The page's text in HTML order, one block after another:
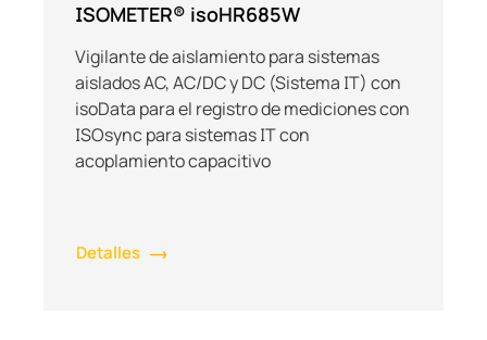
ISOMETER® isoHR685W
Vigilante de aislamiento para sistemas
aislados AC, AC/DC y DC (Sistema IT) con
isoData para el registro de mediciones con
ISOsync para sistemas IT con
acoplamiento capacitivo
Detalles